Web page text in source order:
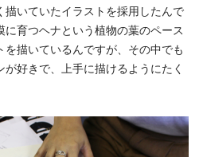
描いていたイラストを採用したんで
育つヘナという植物の葉のペース
を描いているんですが、その中でも
好きで、上手に描けるようにたく